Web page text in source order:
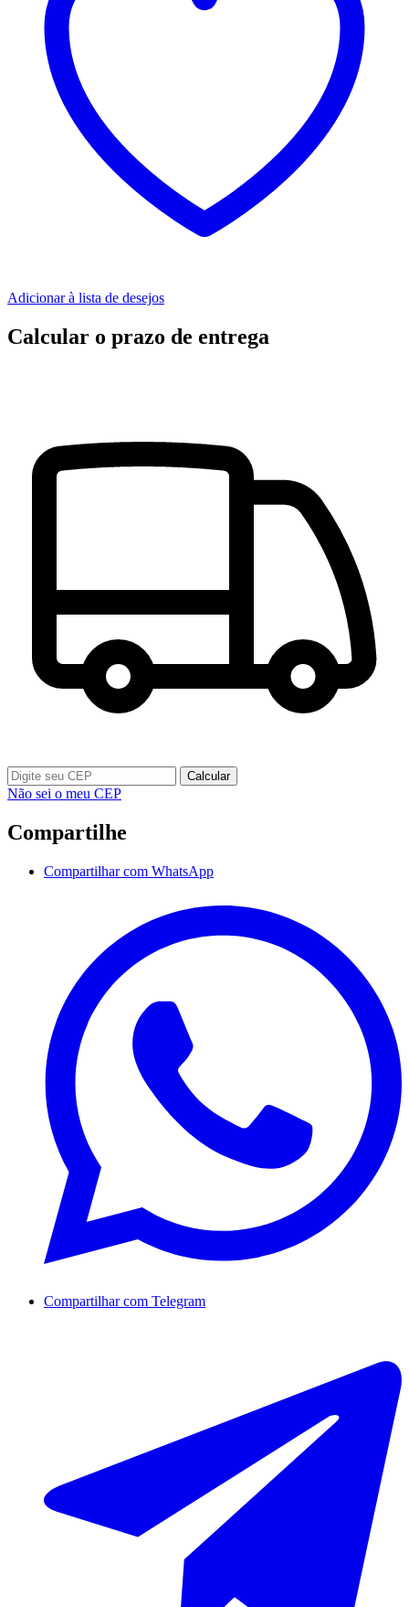
Adicionar à lista de desejos
Calcular o prazo de entrega
Calcular
Não sei o meu CEP
Compartilhe
Compartilhar com WhatsApp
Compartilhar com Telegram